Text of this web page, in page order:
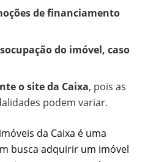
de financiamento
do imóvel, caso
o site da Caixa, pois as
podem variar.
da Caixa é uma
busca adquirir um imóvel